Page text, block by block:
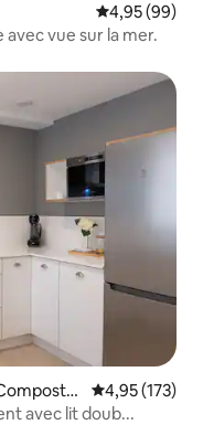
Évaluation
4,95 (99)
avec vue sur la mer.
Évaluation
4,95 (173)
avec lit doub...